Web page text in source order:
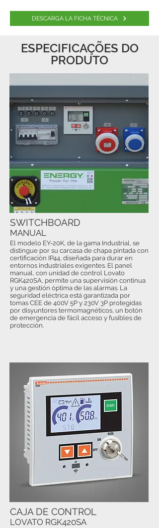
DESCARGA LA FICHA TÉCNICA
ESPECIFICAÇÕES DO
PRODUTO
El modelo EY-20K, de la gama Industrial, se
distingue por su carcasa de chapa pintada con
certificación IP44, diseñada para durar en
entornos industriales exigentes. El panel
manual, con unidad de control Lovato
RGK420SA, permite una supervisión continua
y una gestión óptima de las alarmas. La
seguridad eléctrica está garantizada por
tomas CEE de 400V 5P y 230V 3P protegidas
por disyuntores termomagnéticos, un botón
de emergencia de fácil acceso y fusibles de
protección.
SWITCHBOARD
MANUAL
CAJA DE CONTROL
LOVATO RGK420SA